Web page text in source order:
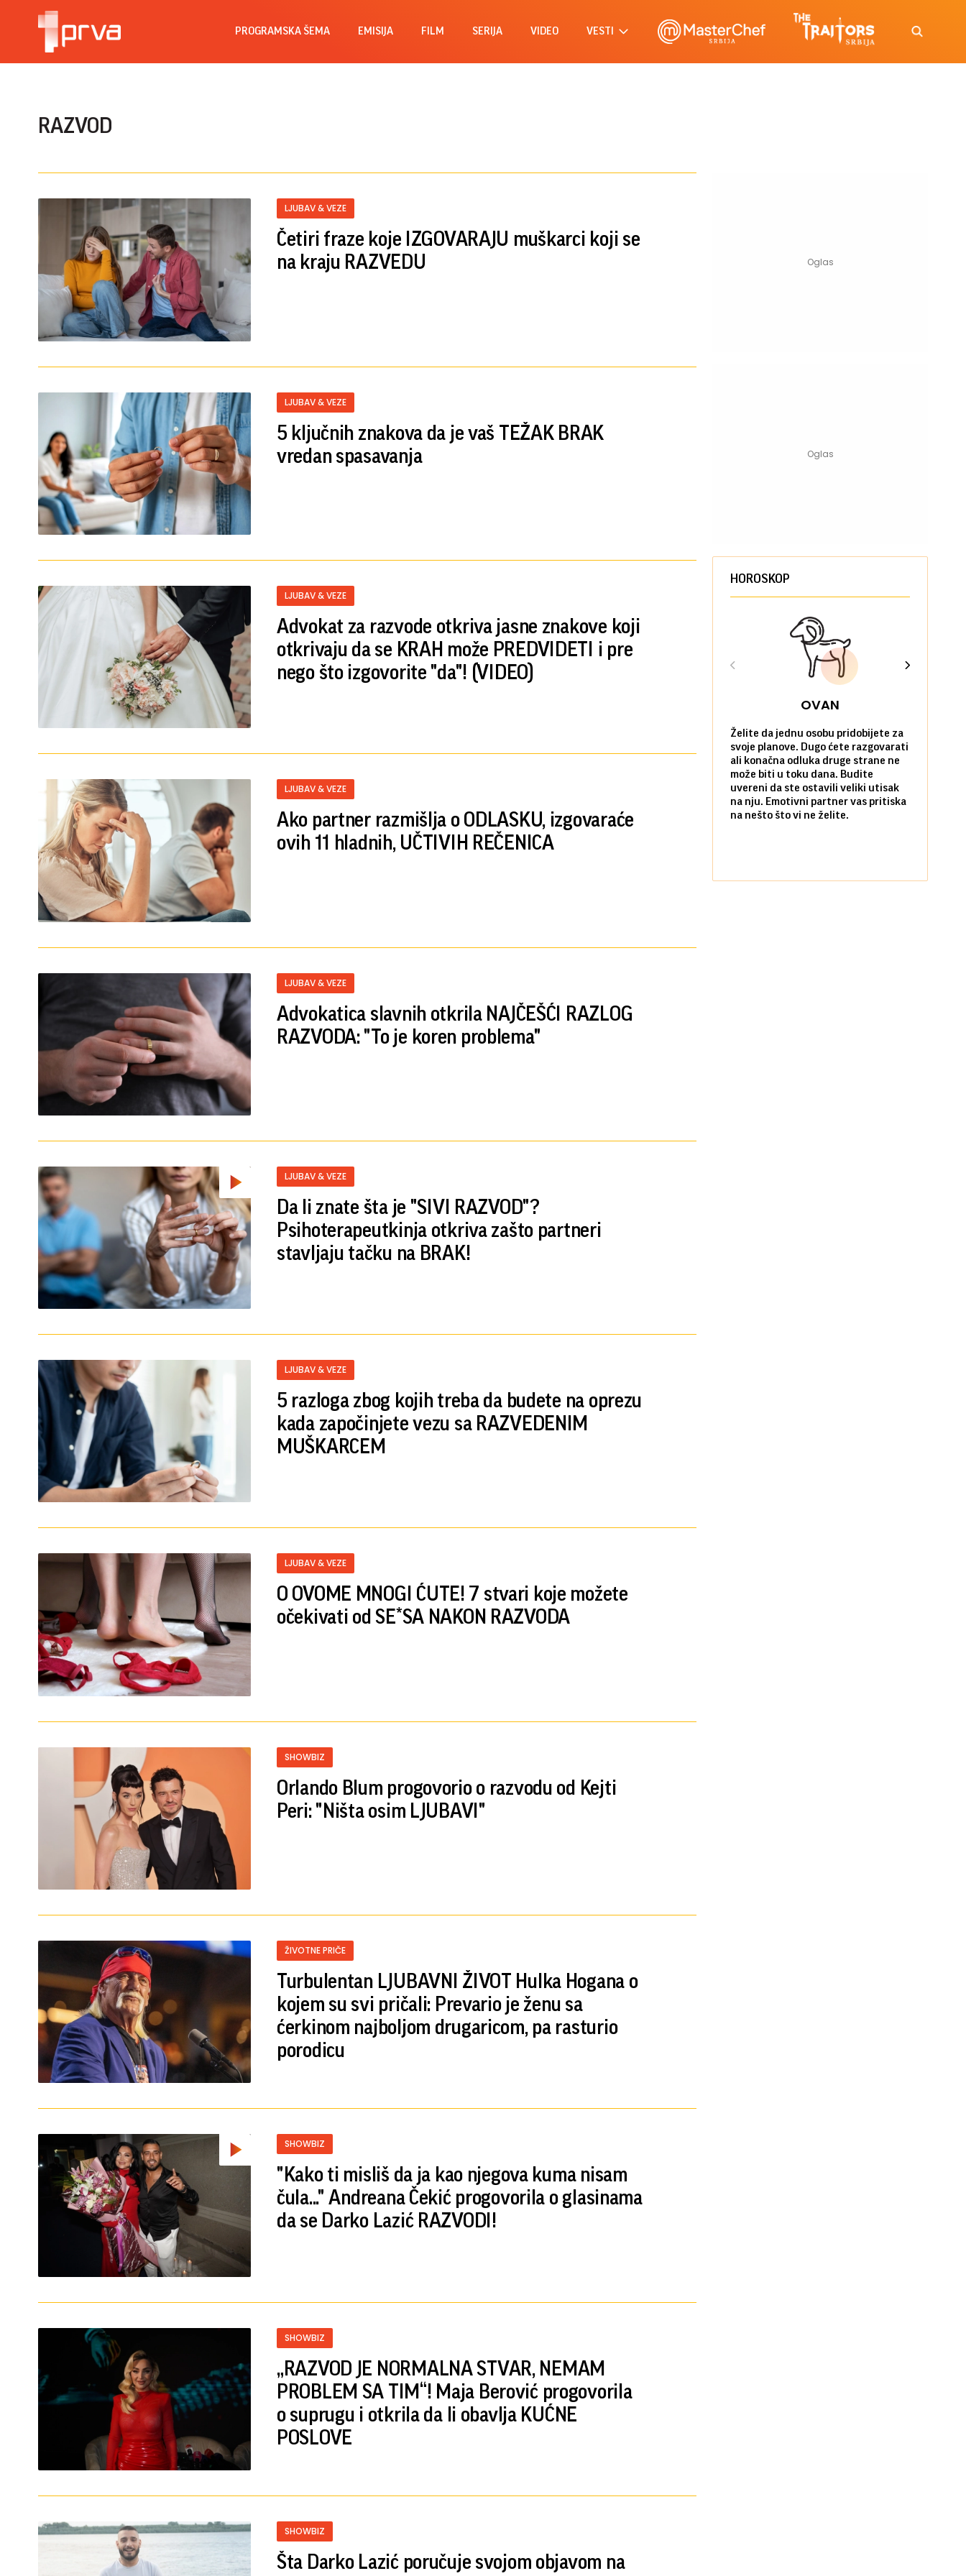
PROGRAMSKA ŠEMA EMISIJA FILM SERIJA VIDEO VESTI
RAZVOD
LJUBAV & VEZE
Četiri fraze koje IZGOVARAJU muškarci koji se
na kraju RAZVEDU
LJUBAV & VEZE
5 ključnih znakova da je vaš TEŽAK BRAK
vredan spasavanja
LJUBAV & VEZE
Advokat za razvode otkriva jasne znakove koji
otkrivaju da se KRAH može PREDVIDETI i pre
nego što izgovorite "da"! (VIDEO)
LJUBAV & VEZE
Ako partner razmišlja o ODLASKU, izgovaraće
ovih 11 hladnih, UČTIVIH REČENICA
LJUBAV & VEZE
Advokatica slavnih otkrila NAJČEŠĆI RAZLOG
RAZVODA: "To je koren problema"
LJUBAV & VEZE
Da li znate šta je "SIVI RAZVOD"?
Psihoterapeutkinja otkriva zašto partneri
stavljaju tačku na BRAK!
LJUBAV & VEZE
5 razloga zbog kojih treba da budete na oprezu
kada započinjete vezu sa RAZVEDENIM
MUŠKARCEM
LJUBAV & VEZE
O OVOME MNOGI ĆUTE! 7 stvari koje možete
očekivati od SE*SA NAKON RAZVODA
SHOWBIZ
Orlando Blum progovorio o razvodu od Kejti
Peri: "Ništa osim LJUBAVI"
ŽIVOTNE PRIČE
Turbulentan LJUBAVNI ŽIVOT Hulka Hogana o
kojem su svi pričali: Prevario je ženu sa
ćerkinom najboljom drugaricom, pa rasturio
porodicu
SHOWBIZ
"Kako ti misliš da ja kao njegova kuma nisam
čula..." Andreana Čekić progovorila o glasinama
da se Darko Lazić RAZVODI!
SHOWBIZ
„RAZVOD JE NORMALNA STVAR, NEMAM
PROBLEM SA TIM“! Maja Berović progovorila
o suprugu i otkrila da li obavlja KUĆNE
POSLOVE
SHOWBIZ
Šta Darko Lazić poručuje svojom objavom na
HOROSKOP
OVAN
Želite da jednu osobu pridobijete za
svoje planove. Dugo ćete razgovarati
ali konačna odluka druge strane ne
može biti u toku dana. Budite
uvereni da ste ostavili veliki utisak
na nju. Emotivni partner vas pritiska
na nešto što vi ne želite.